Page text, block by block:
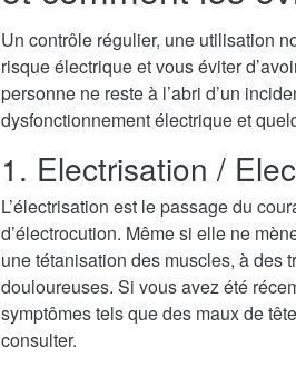
Un contrôle régulier, une utilisation
risque électrique et vous éviter
personne ne reste à l’abri d’un
dysfonctionnement électrique et
1. Electrisation /
L’électrisation est le passage du
d’électrocution. Même si elle ne
une tétanisation des muscles, à des
douloureuses. Si vous avez été
symptômes tels que des maux de
consulter.